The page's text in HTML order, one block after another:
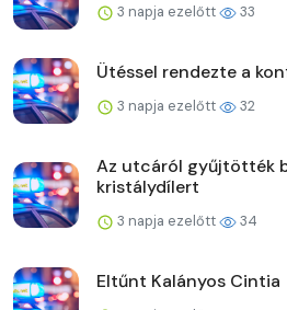
3 napja ezelőtt 33
Ütéssel rendezte a
3 napja ezelőtt 32
Az utcáról gyűjtötték
kristálydílert
3 napja ezelőtt 34
Eltűnt Kalányos Cintia